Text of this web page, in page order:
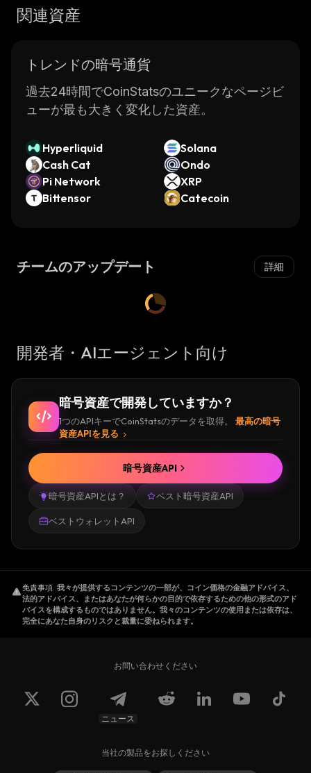
関連資産
トレンドの暗号通貨
過去24時間でCoinStatsのユニークなページビ
ューが最も大きく変化した資産。
Hyperliquid
Solana
Cash Cat
Ondo
Pi Network
XRP
Bittensor
Catecoin
チームのアップデート 詳細
開発者・AIエージェント向け
暗号資産で開発していますか？
1つのAPIキーでCoinStatsのデータを取得。
最高の暗号
資産APIを見る
暗号資産APIとは？ ベスト暗号資産API
ベストウォレットAPI
暗号資産API
免責事項. 我々が提供するコンテンツの一部が、コイン価格の金融アドバイス、
法的アドバイス、またはあなたが何らかの目的で依存するための他の形式のアド
バイスを構成するものではありません。我々のコンテンツの使用または依存は、
完全にあなた自身のリスクと裁量に委ねられます。
お問い合わせください
ニュース
当社の製品をお探しください